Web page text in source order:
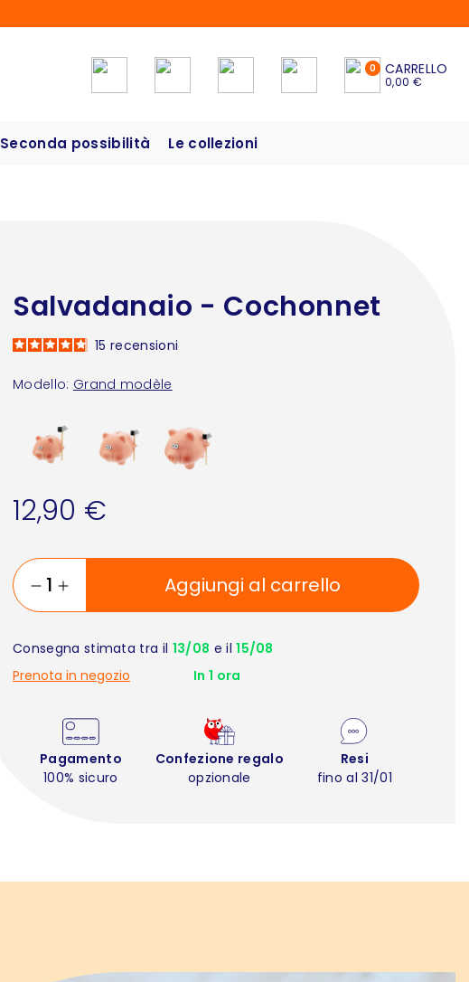
0 CARRELLO
0,00 €
Seconda possibilità Le collezioni
Salvadanaio - Cochonnet
Modello: Grand modèle
15 recensioni
12,90 €
Aggiungi al carrello
Consegna stimata tra il 13/08 e il15/08
Prenota in negozio
In 1 ora
Pagamento
100% sicuro
Confezione regalo
opzionale
Resi
fino al 31/01